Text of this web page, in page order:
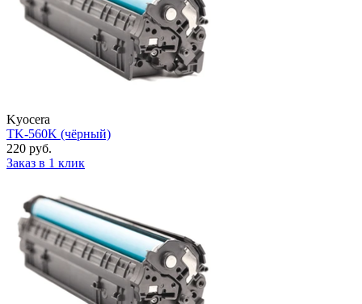
Kyocera
TK-560K (чёрный)
220 руб.
Заказ в 1 клик